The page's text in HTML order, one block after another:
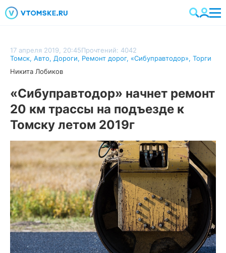
17 апреля 2019, 20:45Прочтений: 4042
Томск, Авто, Дороги, Ремонт дорог, «Сибуправтодор», Торги
Никита Лобиков
«Сибуправтодор» начнет ремонт
20 км трассы на подъезде к
Томску летом 2019г